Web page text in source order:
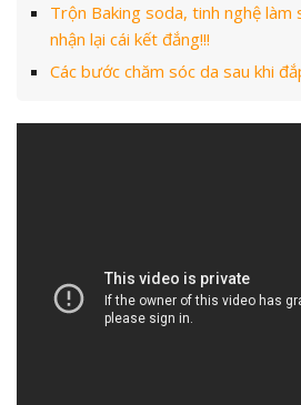
Trộn Baking soda, tinh nghệ
nhận lại cái kết đắng!!!
Các bước chăm sóc da sau khi